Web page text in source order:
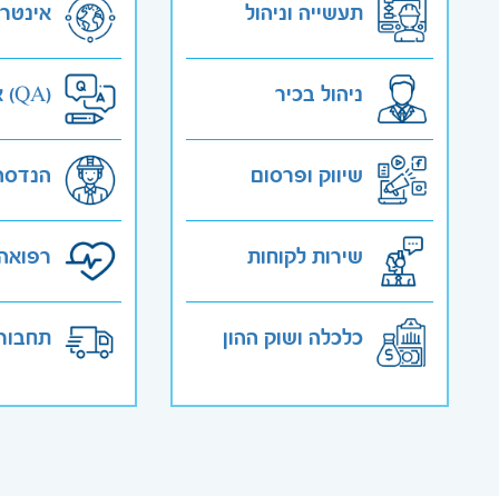
תעשייה וניהול
ניהול בכיר
שיווק ופרסום
שירות לקוחות
כלכלה ושוק ההון
אבטחת איכות (QA)